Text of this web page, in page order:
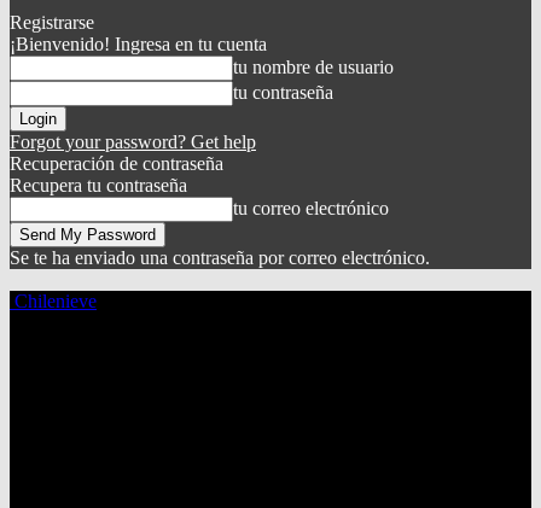
Registrarse
¡Bienvenido! Ingresa en tu cuenta
tu nombre de usuario
tu contraseña
Forgot your password? Get help
Recuperación de contraseña
Recupera tu contraseña
tu correo electrónico
Se te ha enviado una contraseña por correo electrónico.
Chilenieve